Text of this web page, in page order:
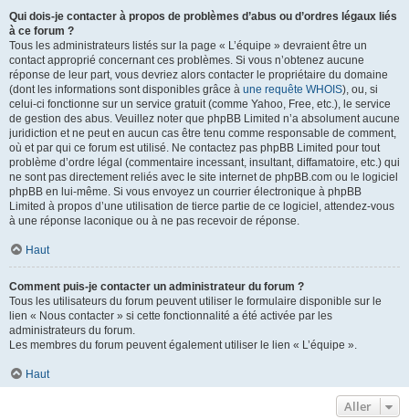
Qui dois-je contacter à propos de problèmes d’abus ou d’ordres légaux liés
à ce forum ?
Tous les administrateurs listés sur la page « L’équipe » devraient être un
contact approprié concernant ces problèmes. Si vous n’obtenez aucune
réponse de leur part, vous devriez alors contacter le propriétaire du domaine
(dont les informations sont disponibles grâce à une requête WHOIS), ou, si
celui-ci fonctionne sur un service gratuit (comme Yahoo, Free, etc.), le service
de gestion des abus. Veuillez noter que phpBB Limited n’a absolument aucune
juridiction et ne peut en aucun cas être tenu comme responsable de comment,
où et par qui ce forum est utilisé. Ne contactez pas phpBB Limited pour tout
problème d’ordre légal (commentaire incessant, insultant, diffamatoire, etc.) qui
ne sont pas directement reliés avec le site internet de phpBB.com ou le logiciel
phpBB en lui-même. Si vous envoyez un courrier électronique à phpBB
Limited à propos d’une utilisation de tierce partie de ce logiciel, attendez-vous
à une réponse laconique ou à ne pas recevoir de réponse.
Haut
Comment puis-je contacter un administrateur du forum ?
Tous les utilisateurs du forum peuvent utiliser le formulaire disponible sur le
lien « Nous contacter » si cette fonctionnalité a été activée par les
administrateurs du forum.
Les membres du forum peuvent également utiliser le lien « L’équipe ».
Haut
Aller